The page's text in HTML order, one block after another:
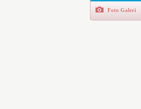
Foto Galeri